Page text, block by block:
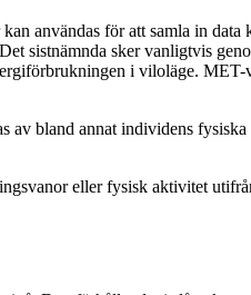
användas för att samla in
sistnämnda sker vanligtvis
i viloläge.
bland annat individens fysiska
eller fysisk aktivitet